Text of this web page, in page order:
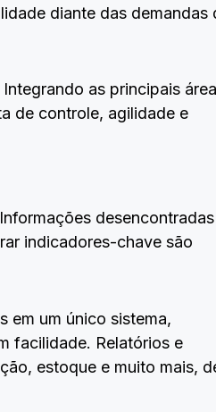
diante das demandas
as principais
de controle, agilidade e
desencontradas
indicadores-chave são
em um único sistema,
facilidade. Relatórios e
estoque e muito mais,